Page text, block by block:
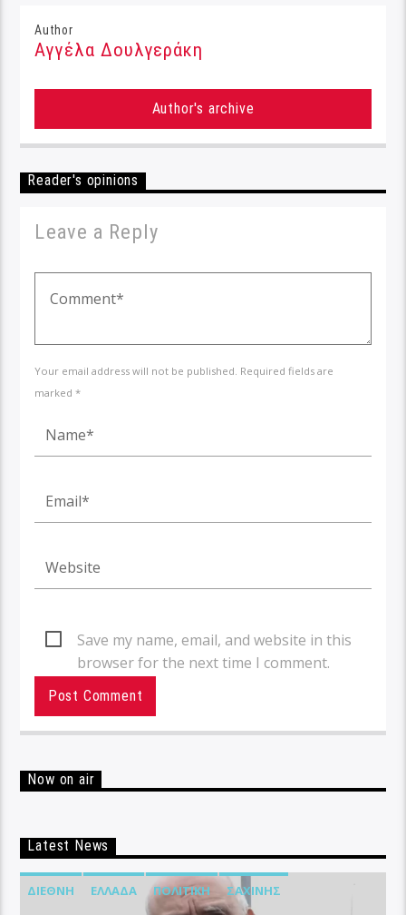
Author
Αγγέλα Δουλγεράκη
Author's archive
Reader's opinions
Leave a Reply
Your email address will not be published. Required fields are
marked *
Save my name, email, and website in this
browser for the next time I comment.
Now on air
Latest News
ΔΙΕΘΝΉ ΕΛΛΆΔΑ ΠΟΛΙΤΙΚΉ ΣΑΧΊΝΗΣ